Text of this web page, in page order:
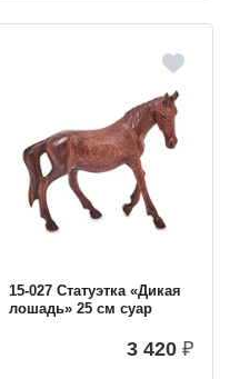
15-027 Статуэтка «Дикая
лошадь» 25 см суар
3 420 ₽